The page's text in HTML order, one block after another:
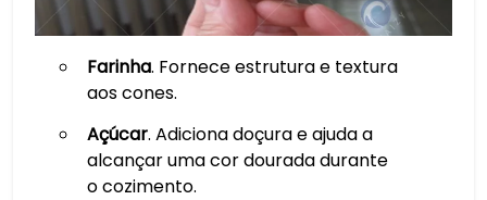
Farinha. Fornece estrutura e textura
aos cones.
Açúcar. Adiciona doçura e ajuda a
alcançar uma cor dourada durante
o cozimento.